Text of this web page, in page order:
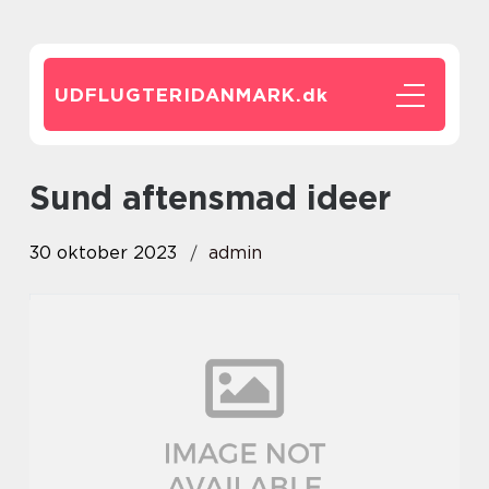
UDFLUGTERIDANMARK.dk
sund aftensmad ideer
30 oktober 2023 admin